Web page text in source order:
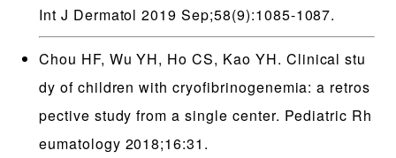
Int J Dermatol 2019 Sep;58(9):1085-1087.
Chou HF, Wu YH, Ho CS, Kao YH. Clinical stu
dy of children with cryofibrinogenemia: a retros
pective study from a single center. Pediatric Rh
eumatology 2018;16:31.